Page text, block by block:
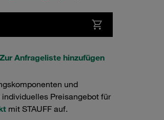
Zur Anfrageliste hinzufügen
und
Preisangebot für
mit STAUFF auf.